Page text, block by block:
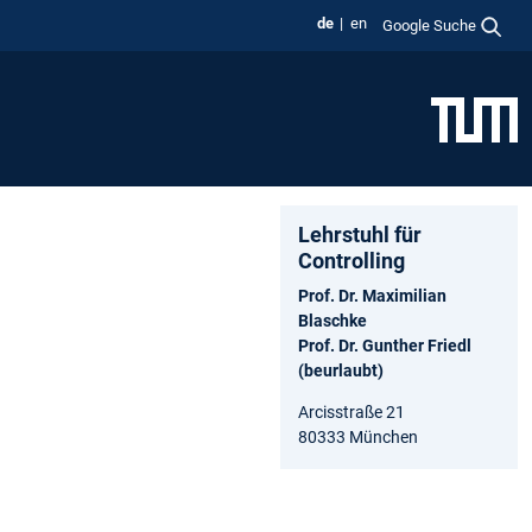
de en Google Suche
Lehrstuhl für
Controlling
Prof. Dr. Maximilian
Blaschke
Prof. Dr. Gunther Friedl
(beurlaubt)
Arcisstraße 21
80333 München